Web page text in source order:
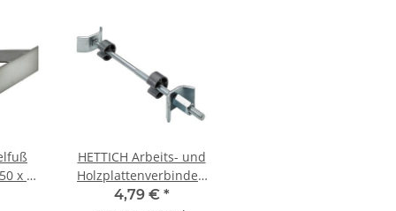
x 45
HETTICH Arbeits- und
Holzplattenverbinder,
Ø 35 mm, 150 mm,
4,79 € *